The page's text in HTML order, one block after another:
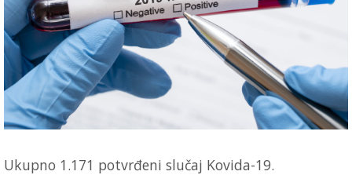
Ukupno 1.171 potvrđeni slučaj Kovida-19.